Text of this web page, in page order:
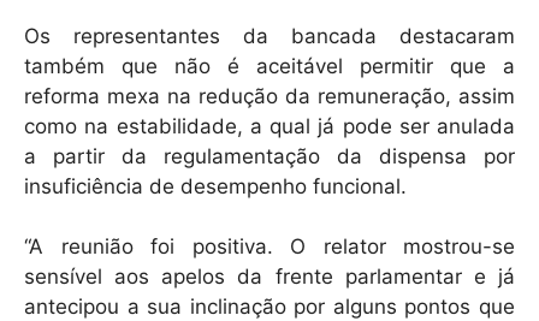
Os representantes da bancada destacaram
também que não é aceitável permitir que a
reforma mexa na redução da remuneração, assim
como na estabilidade, a qual já pode ser anulada
a partir da regulamentação da dispensa por
insuficiência de desempenho funcional.
“A reunião foi positiva. O relator mostrou-se
sensível aos apelos da frente parlamentar e já
antecipou a sua inclinação por alguns pontos que